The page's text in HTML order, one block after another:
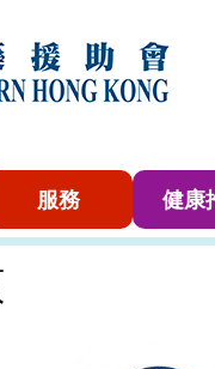
服務 健康